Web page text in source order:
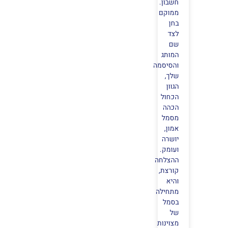
חשבון.
ממוקם
בחן
לצד
שם
המותג
והסיסמה
שלך,
הגוון
הכחול
הכהה
מסמל
אמון,
יושרה
ועומק.
ההצלחה
קורצת,
והיא
מתחילה
בסמל
של
מצוינות